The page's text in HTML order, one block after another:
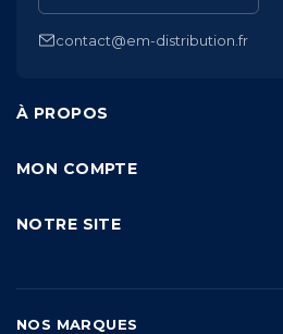
À PROPOS
MON COMPTE
NOTRE SITE
contact@em-distribution.fr
NOS MARQUES